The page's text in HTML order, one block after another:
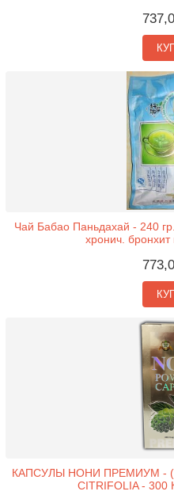
Чай Бабао Паньдахай - 240
хронич.
КАПСУЛЫ НОНИ ПРЕМИУМ -
CITRIFOLIA -